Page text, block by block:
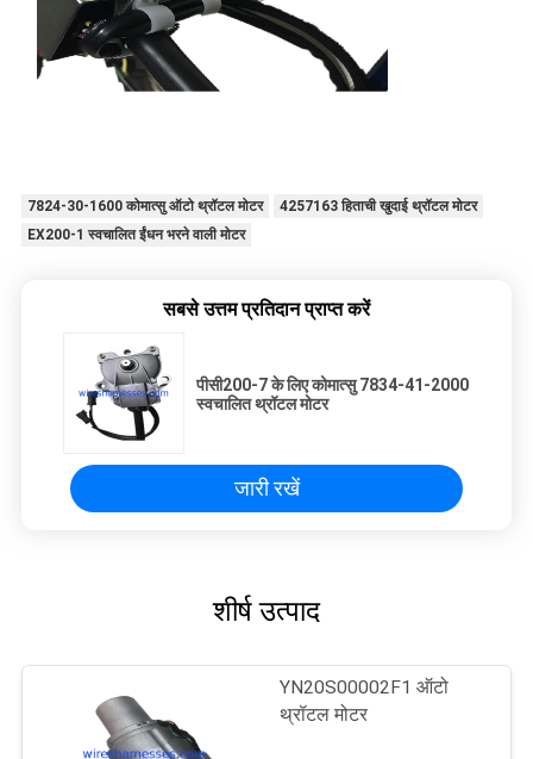
7824-30-1600 कोमात्सु ऑटो थ्रॉटल मोटर
4257163 हिताची खुदाई थ्रॉटल मोटर
EX200-1 स्वचालित ईंधन भरने वाली मोटर
सबसे उत्तम प्रतिदान प्राप्त करें
पीसी200-7 के लिए कोमात्सु 7834-41-2000
स्वचालित थ्रॉटल मोटर
जारी रखें
शीर्ष उत्पाद
YN20S00002F1 ऑटो
थ्रॉटल मोटर